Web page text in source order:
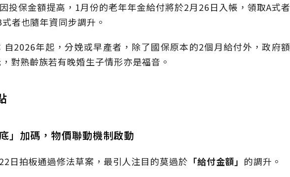
因投保金額提高，1月份的老年年金給付將於2月26日入帳，領取A式者
者也隨年資同步調升。
自2026年起，分娩或早產者，除了國保原本的2個月給付外，政府額
對熟齡族若有晚婚生子情形亦是福音。
」加碼，物價聯動機制啟動
日拍板通過修法草案，最引人注目的莫過於 「給付金額」 的調升。